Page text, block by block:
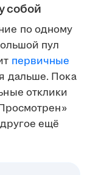
собой
по одному
пул
первичные
дальше. Пока
отклики
ещё